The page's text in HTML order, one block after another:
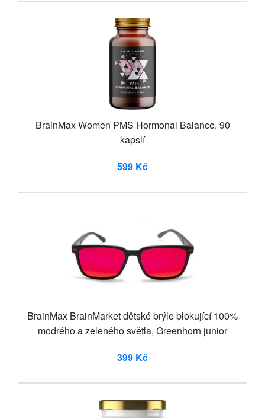
BrainMax Women PMS Hormonal Balance, 90
kapslí
599 Kč
BrainMax BrainMarket dětské brýle blokující 100%
modrého a zeleného světla, Greenhorn junior
399 Kč